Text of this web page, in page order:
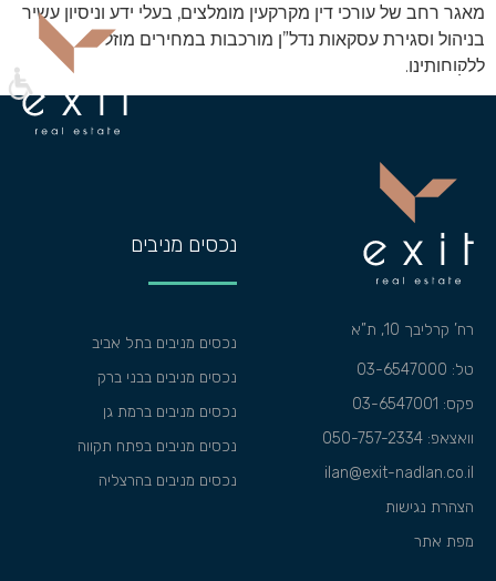
מאגר רחב של עורכי דין מקרקעין מומלצים, בעלי ידע וניסיון עשיר
בניהול וסגירת עסקאות נדל”ן מורכבות במחירים מוזלים
ללקוחותינו.
נכסים מניבים
נכסים מניבים בתל אביב
נכסים מניבים בבני ברק
נכסים מניבים ברמת גן
נכסים מניבים בפתח תקווה
נכסים מניבים בהרצליה
רח’ קרליבך 10, ת”א
טל: 03-6547000
פקס: 03-6547001
וואצאפ: 050-757-2334
ilan@exit-nadlan.co.il
הצהרת נגישות
מפת אתר